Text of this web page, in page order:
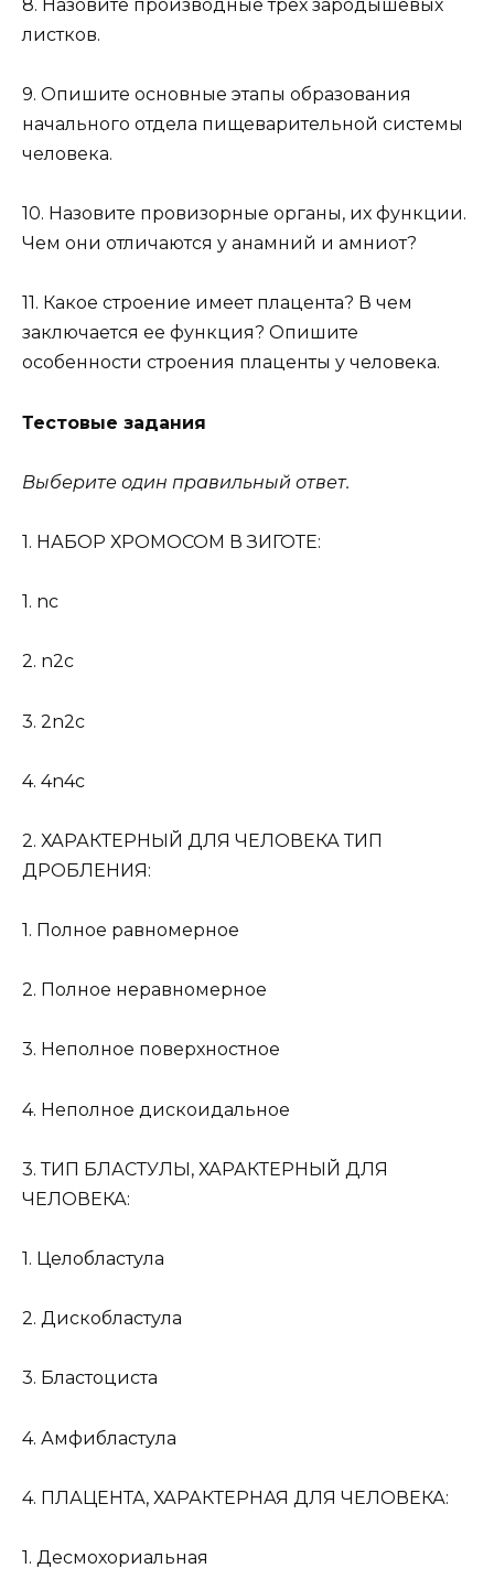
8. Назовите производные трех зародышевых
листков.
9. Опишите основные этапы образования
начального отдела пищеварительной системы
человека.
10. Назовите провизорные органы, их функции.
Чем они отличаются у анамний и амниот?
11. Какое строение имеет плацента? В чем
заключается ее функция? Опишите
особенности строения плаценты у человека.
Тестовые задания
Выберите один правильный ответ.
1. НАБОР ХРОМОСОМ В ЗИГОТЕ:
1. nc
2. n2c
3. 2n2c
4. 4n4c
2. ХАРАКТЕРНЫЙ ДЛЯ ЧЕЛОВЕКА ТИП
ДРОБЛЕНИЯ:
1. Полное равномерное
2. Полное неравномерное
3. Неполное поверхностное
4. Неполное дискоидальное
3. ТИП БЛАСТУЛЫ, ХАРАКТЕРНЫЙ ДЛЯ
ЧЕЛОВЕКА:
1. Целобластула
2. Дискобластула
3. Бластоциста
4. Амфибластула
4. ПЛАЦЕНТА, ХАРАКТЕРНАЯ ДЛЯ ЧЕЛОВЕКА:
1. Десмохориальная